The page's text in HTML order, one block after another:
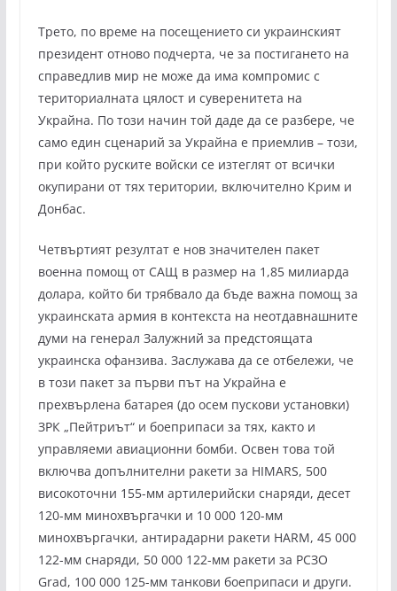
Трето, по време на посещението си украинският
президент отново подчерта, че за постигането на
справедлив мир не може да има компромис с
териториалната цялост и суверенитета на
Украйна. По този начин той даде да се разбере, че
само един сценарий за Украйна е приемлив – този,
при който руските войски се изтеглят от всички
окупирани от тях територии, включително Крим и
Донбас.
Четвъртият резултат е нов значителен пакет
военна помощ от САЩ в размер на 1,85 милиарда
долара, който би трябвало да бъде важна помощ за
украинската армия в контекста на неотдавнашните
думи на генерал Залужний за предстоящата
украинска офанзива. Заслужава да се отбележи, че
в този пакет за първи път на Украйна е
прехвърлена батарея (до осем пускови установки)
ЗРК „Пейтриът“ и боеприпаси за тях, както и
управляеми авиационни бомби. Освен това той
включва допълнителни ракети за HIMARS, 500
високоточни 155-мм артилерийски снаряди, десет
120-мм минохвъргачки и 10 000 120-мм
минохвъргачки, антирадарни ракети HARM, 45 000
122-мм снаряди, 50 000 122-мм ракети за РСЗО
Grad, 100 000 125-мм танкови боеприпаси и други.